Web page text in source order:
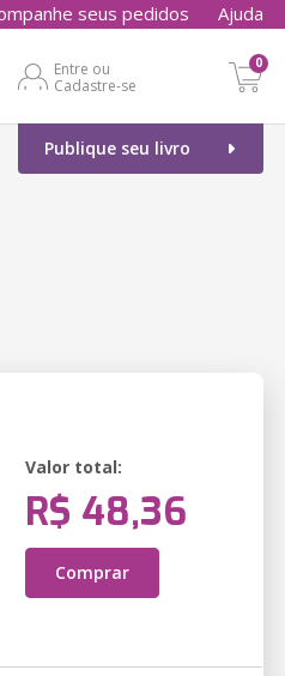
seus pedidos Ajuda
Entre ou
Cadastre-se
0
Publique seu livro
Valor total:
R$ 48,36
Comprar